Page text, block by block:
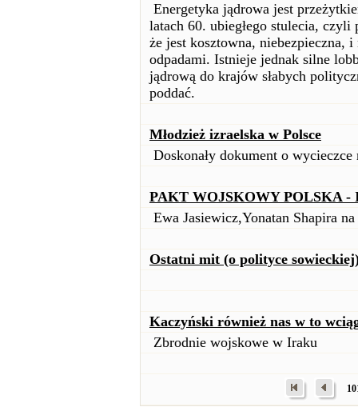
Energetyka jądrowa jest
latach 60. ubiegłego stulecia, czyli
że jest kosztowna, niebezpieczna,
odpadami. Istnieje jednak silne
jądrową do krajów słabych
poddać.
Młodzież izraelska w Polsce
Doskonały dokument o
PAKT WOJSKOWY POLSKA -
Ewa Jasiewicz,Yonatan Shapira
Ostatni mit (o polityce
Kaczyński również nas w to
Zbrodnie wojskowe w Iraku
10